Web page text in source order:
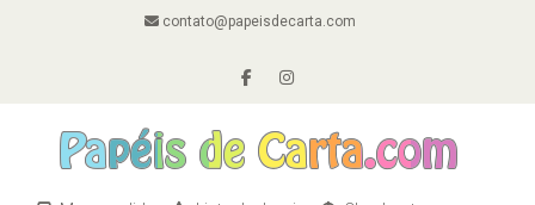
contato@papeisdecarta.com